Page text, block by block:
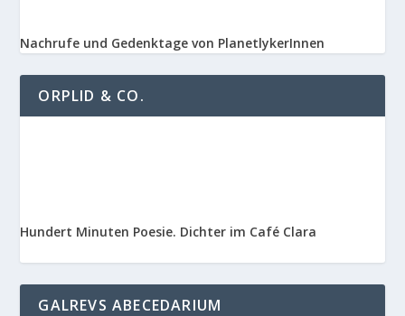
Nachrufe und Gedenktage von PlanetlykerInnen
ORPLID & CO.
Hundert Minuten Poesie. Dichter im Café Clara
GALREVS ABECEDARIUM